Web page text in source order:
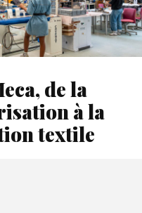
de la
à la
textile